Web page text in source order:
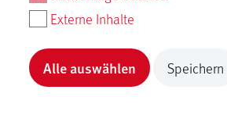
Münsingen
Externe Inhalte
Alle auswählen Speichern